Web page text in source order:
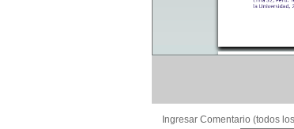
Ingresar Comentario (todos